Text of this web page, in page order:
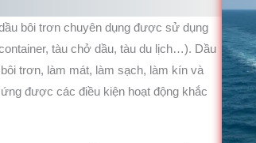
bôi trơn chuyên dụng được sử dụng
tàu chở dầu, tàu du lịch…). Dầu
trơn, làm mát, làm sạch, làm kín và
được các điều kiện hoạt động khắc